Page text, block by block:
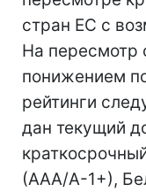
стран ЕС с
На
понижением
рейтинги
дан текущий
(ААА/А-1+),